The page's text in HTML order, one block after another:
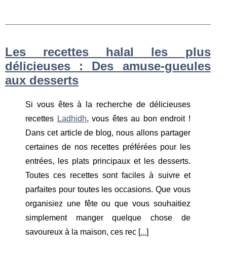
Les recettes halal les plus
délicieuses : Des amuse-gueules
aux desserts
Si vous êtes à la recherche de délicieuses
recettes Ladhidh, vous êtes au bon endroit !
Dans cet article de blog, nous allons partager
certaines de nos recettes préférées pour les
entrées, les plats principaux et les desserts.
Toutes ces recettes sont faciles à suivre et
parfaites pour toutes les occasions. Que vous
organisiez une fête ou que vous souhaitiez
simplement manger quelque chose de
savoureux à la maison, ces rec [...]